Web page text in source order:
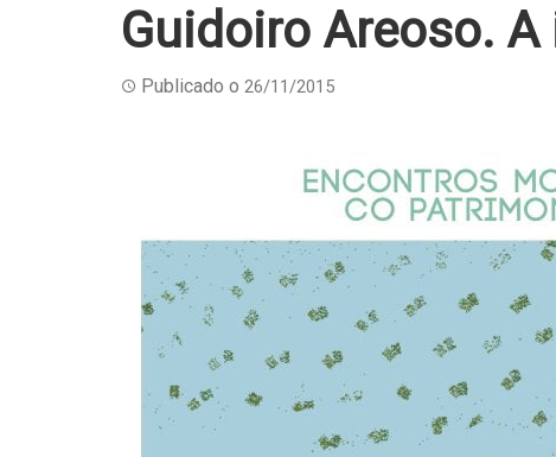
Guidoiro Areoso.
Publicado o 26/11/2015